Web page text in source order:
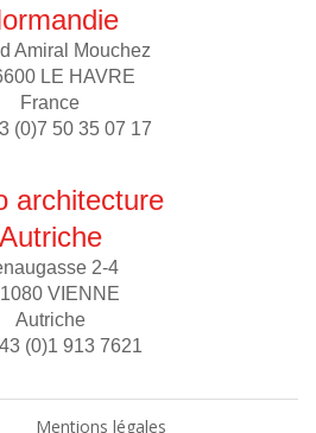
Amiral Mouchez
LE HAVRE
France
(0)7 50 35 07 17
architecture
Autriche
2-4
VIENNE
Autriche
(0)1 913 7621
Mentions légales